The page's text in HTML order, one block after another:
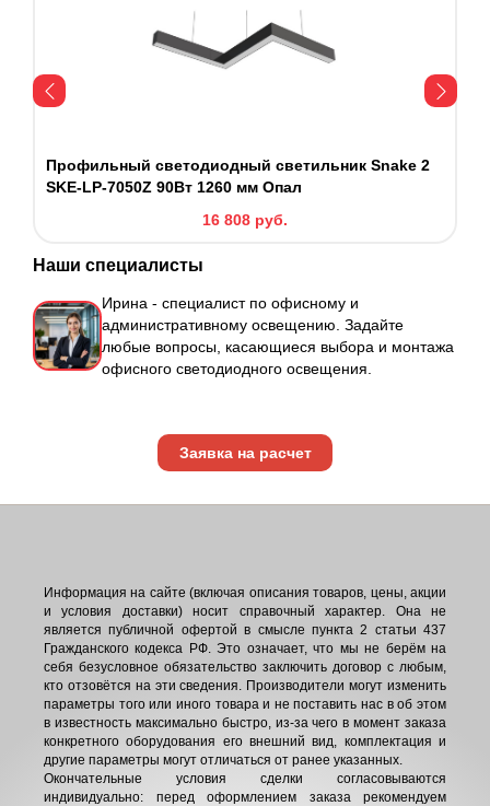
Профильный светодиодный светильник Snake 2
SKE-LP-7050Z 90Вт 1260 мм Опал
16 808 руб.
Наши специалисты
Ирина - специалист по офисному и
административному освещению. Задайте
любые вопросы, касающиеся выбора и монтажа
офисного светодиодного освещения.
Заявка на расчет
Информация на сайте (включая описания товаров, цены, акции
и условия доставки) носит справочный характер. Она не
является публичной офертой в смысле пункта 2 статьи 437
Гражданского кодекса РФ. Это означает, что мы не берём на
себя безусловное обязательство заключить договор с любым,
кто отзовётся на эти сведения. Производители могут изменить
параметры того или иного товара и не поставить нас в об этом
в известность максимально быстро, из-за чего в момент заказа
конкретного оборудования его внешний вид, комплектация и
другие параметры могут отличаться от ранее указанных.
Окончательные условия сделки согласовываются
индивидуально: перед оформлением заказа рекомендуем